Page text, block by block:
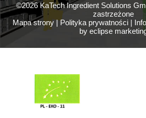
©2026 KaTech Ingredient Solutions
zastrzeżone
Mapa strony|Polityka prywatności|
by eclipse